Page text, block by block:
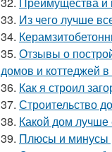
33. Из чего лучше
34.
35. Отзывы о
домов и коттеджей
36. Как я строил
37. Строительство
38. Какой дом лучше
39. Плюсы и минусы